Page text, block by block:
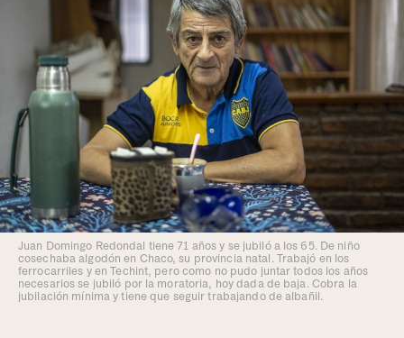
Juan Domingo Redondal tiene 71 años y se jubiló a los 65. De niño
cosechaba algodón en Chaco, su provincia natal. Trabajó en los
ferrocarriles y en Techint, pero como no pudo juntar todos los años
necesarios se jubiló por la moratoria, hoy dada de baja. Cobra la
jubilación mínima y tiene que seguir trabajando de albañil.